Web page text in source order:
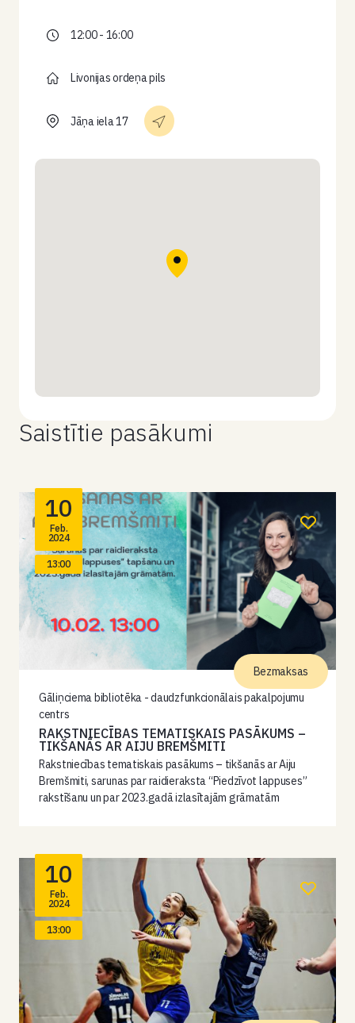
12:00 - 16:00
Livonijas ordeņa pils
Jāņa iela 17
Saistītie pasākumi
10
Feb.
2024
13:00
Gāliņciema bibliotēka - daudzfunkcionālais pakalpojumu
centrs
RAKSTNIECĪBAS TEMATISKAIS PASĀKUMS –
TIKŠANĀS AR AIJU BREMŠMITI
Rakstniecības tematiskais pasākums – tikšanās ar Aiju
Bremšmiti, sarunas par raidieraksta “Piedzīvot lappuses”
rakstīšanu un par 2023.gadā izlasītajām grāmatām
Bezmaksas
10
Feb.
2024
13:00